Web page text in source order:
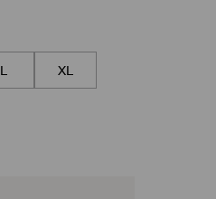
L XL